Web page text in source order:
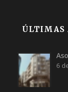
ÚLTIMAS
6